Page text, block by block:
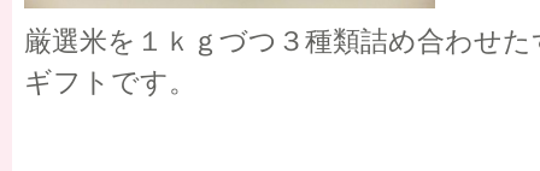
厳選米を１ｋｇづつ３種類詰め合わせ
ギフトです。